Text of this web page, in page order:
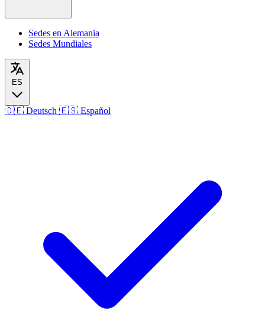
Sedes en Alemania
Sedes Mundiales
ES
🇩🇪 Deutsch 🇪🇸 Español